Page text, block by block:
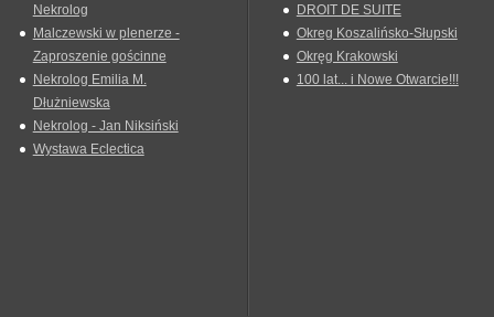
Nekrolog
Malczewski w plenerze -
Zaproszenie gościnne
Nekrolog Emilia M.
Dłużniewska
Nekrolog - Jan Niksiński
Wystawa Eclectica
DROIT DE SUITE
Okreg Koszalińsko-Słupski
Okręg Krakowski
100 lat... i Nowe Otwarcie!!!